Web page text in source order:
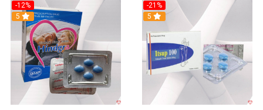
-12%
5
-21%
5